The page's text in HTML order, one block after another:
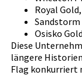
Royal
Sandstorm
Osisko
Diese
längere
Flag konkurriert